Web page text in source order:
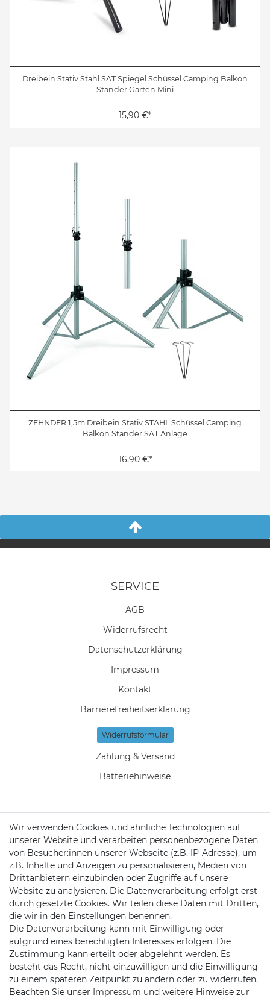
Dreibein Stativ Stahl SAT Spiegel Schüssel Camping Balkon
Ständer Garten Mini
15,90 €*
ZEHNDER 1,5m Dreibein Stativ STAHL Schüssel Camping
Balkon Ständer SAT Anlage
16,90 €*
SERVICE
AGB
Widerrufs­recht
Daten­schutz­erklärung
Impressum
Kontakt
Barrierefreiheitserklärung
Widerrufs­formular
Zahlung & Versand
Batteriehinweise
KONTAKT
Telefon:09721 / 9453362
Mail:info@satshopping.de
Kopenhagenstr. 4
97424 Schweinfurt
Wir verwenden Cookies und ähnliche Technologien auf
unserer Website und verarbeiten personenbezogene Daten
von Besucher:innen unserer Webseite (z.B. IP-Adresse), um
z.B. Inhalte und Anzeigen zu personalisieren, Medien von
Drittanbietern einzubinden oder Zugriffe auf unsere
Website zu analysieren. Die Datenverarbeitung erfolgt erst
durch gesetzte Cookies. Wir teilen diese Daten mit Dritten,
die wir in den Einstellungen benennen.
Die Datenverarbeitung kann mit Einwilligung oder
aufgrund eines berechtigten Interesses erfolgen. Die
Zustimmung kann erteilt oder abgelehnt werden. Es
besteht das Recht, nicht einzuwilligen und die Einwilligung
zu einem späteren Zeitpunkt zu ändern oder zu widerrufen.
Beachten Sie unser Impressum und weitere Hinweise zur